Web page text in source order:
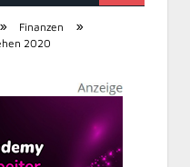
» Finanzen »
2020